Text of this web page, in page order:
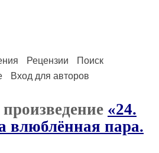
Рецензии
Поиск
Вход для авторов
«24.
влюблённая пара.